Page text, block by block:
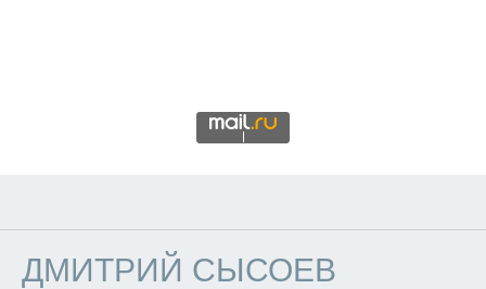
ДМИТРИЙ СЫСОЕВ